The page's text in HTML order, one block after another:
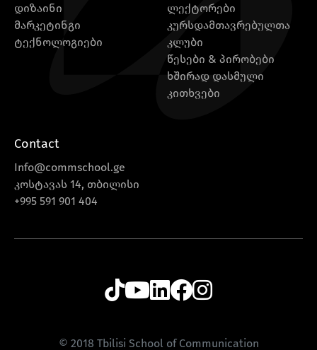
დიზაინი
მარკეტინგი
ტექნოლოგიები
ლექტორები
კურსდამთავრებულთა
კლუბი
წესები & პირობები
ხშირად დასმული
კითხვები
Contact
Info@commschool.ge
კოსტავას 14, თბილისი
+995 591 901 404
© 2018 Tbilisi School of Communication